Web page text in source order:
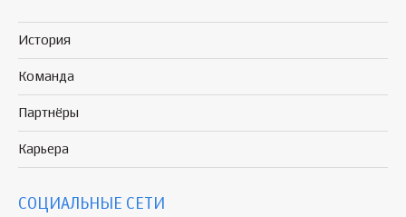
История
Команда
Партнёры
Карьера
СОЦИАЛЬНЫЕ СЕТИ